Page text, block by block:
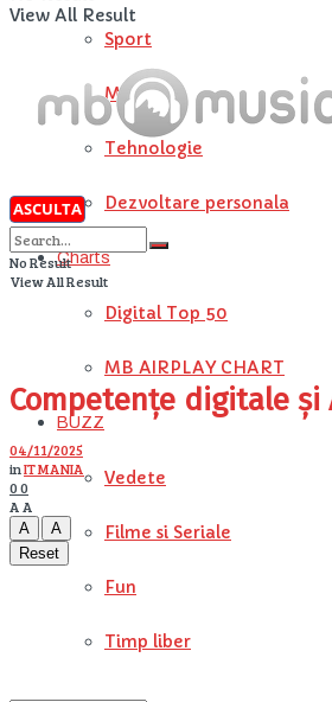
Sport
METEO
Tehnologie
Dezvoltare personala
Charts
Digital Top 50
MB AIRPLAY CHART
BUZZ
Vedete
Filme si Seriale
Fun
Timp liber
View All Result
No Result
View All Result
Competențe digitale
04/11/2025
inIT MANIA
00
A A
A
A
Reset